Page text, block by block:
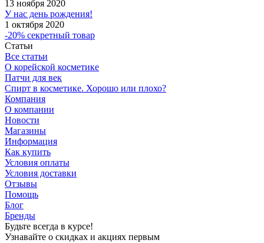
13 ноября 2020
У нас день рождения!
1 октября 2020
-20% секретный товар
Статьи
Все статьи
О корейской косметике
Патчи для век
Спирт в косметике. Хорошо или плохо?
Компания
О компании
Новости
Магазины
Информация
Как купить
Условия оплаты
Условия доставки
Отзывы
Помощь
Блог
Бренды
Будьте всегда в курсе!
Узнавайте о скидках и акциях первым